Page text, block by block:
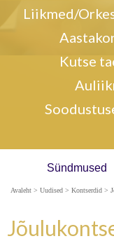
Jõulukontsert 19.
Pärnu Nooruse
Pärnumaa Maleva
ja salvestus
Liikmed/
Kutse
Sündmused
Avaleht > Uudised > Kontserdid >